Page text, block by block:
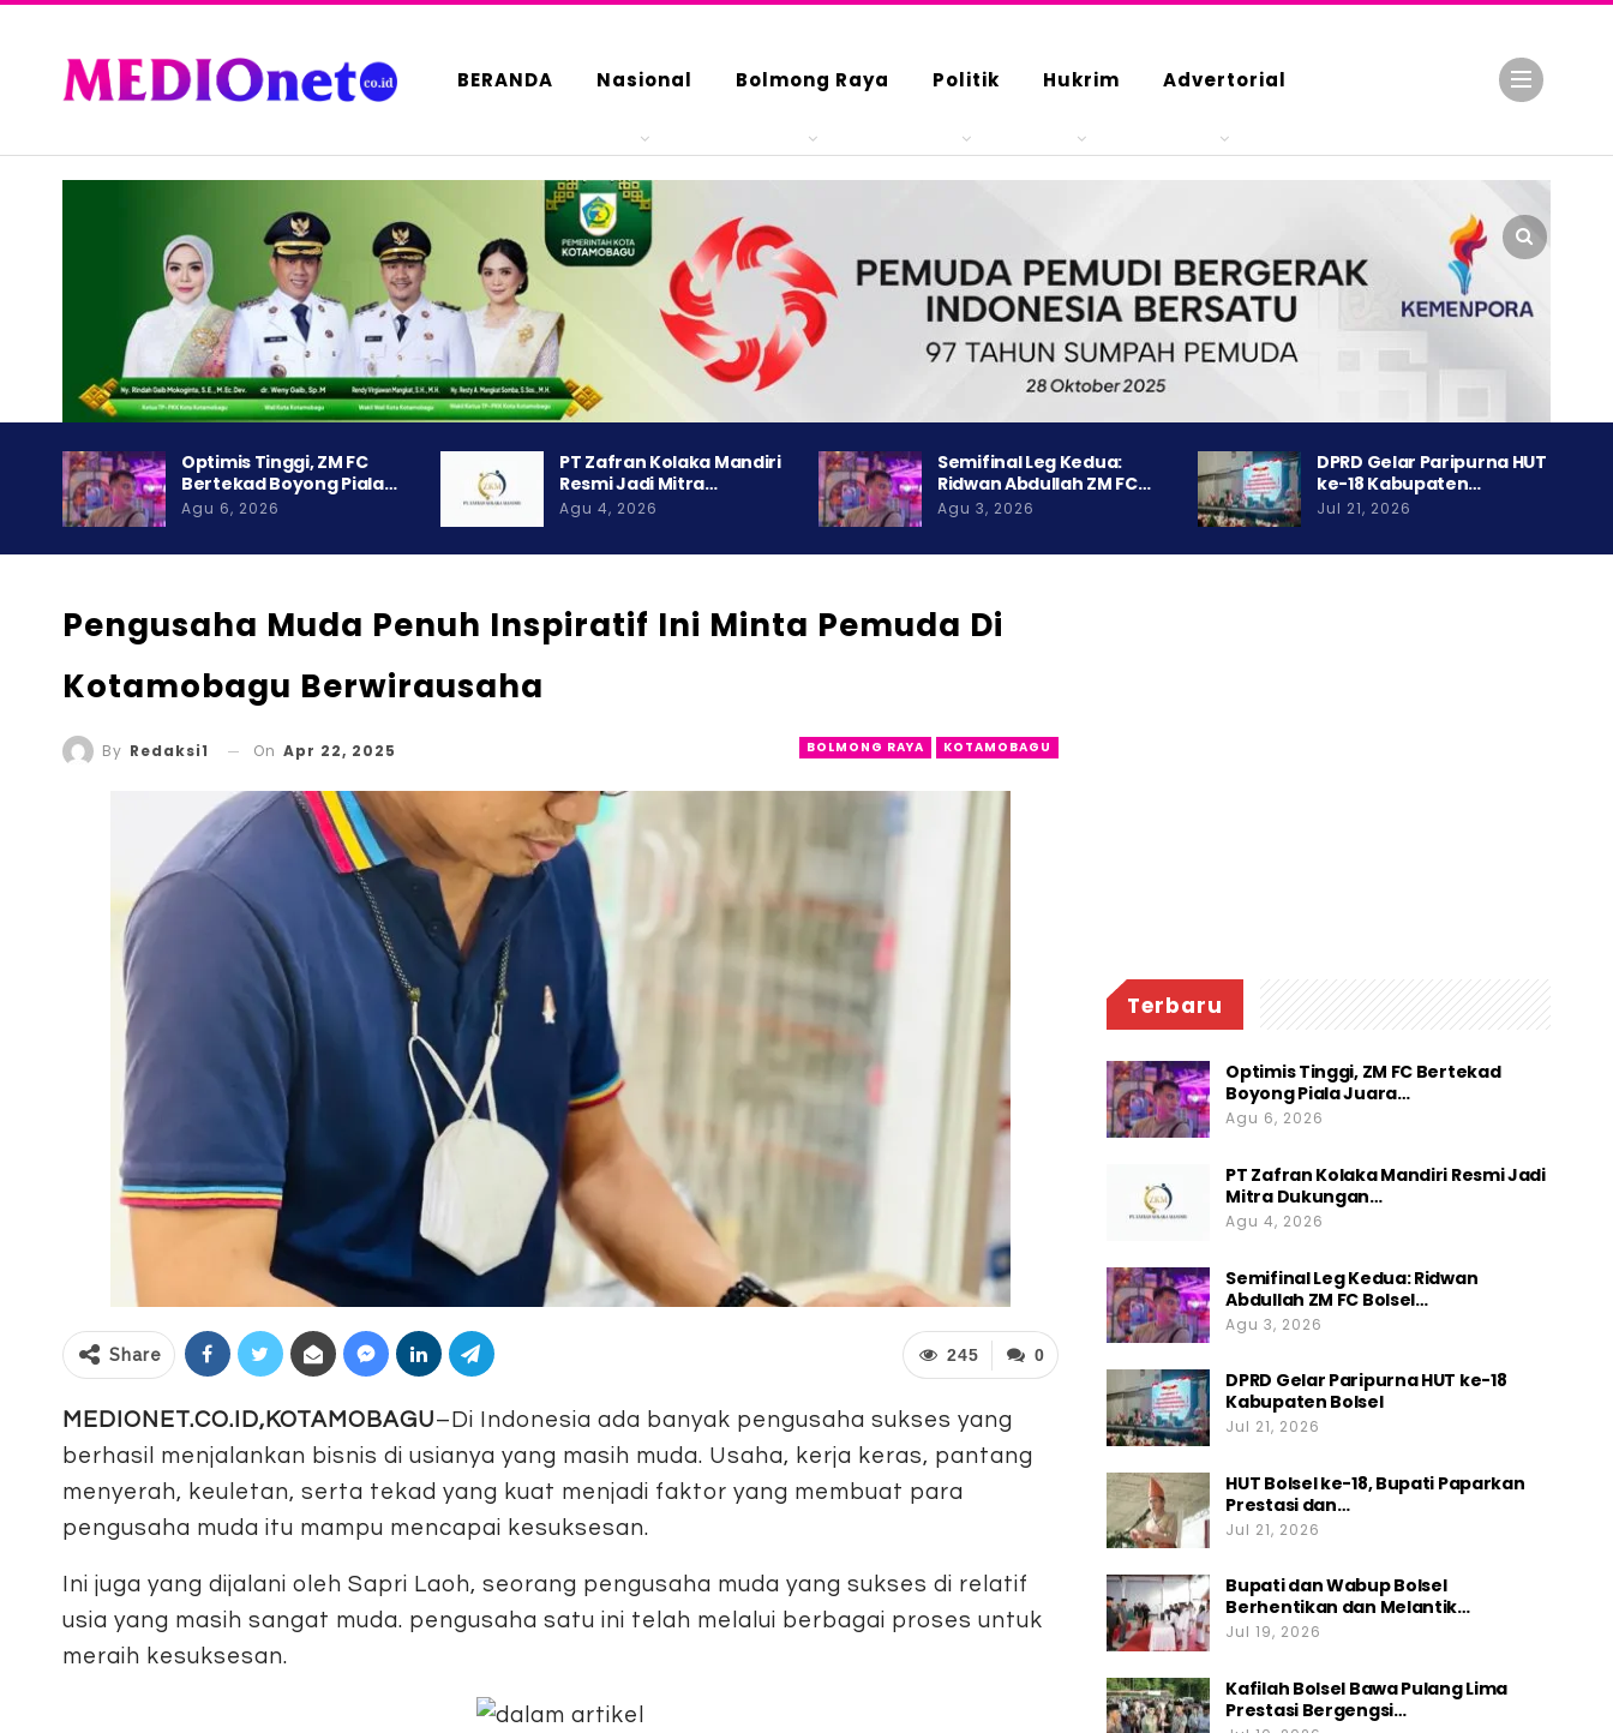
BERANDA Nasional Bolmong Raya Politik Hukrim Advertorial
Optimis Tinggi, ZM FC
Bertekad Boyong Piala…
Agu 6, 2026
PT Zafran Kolaka Mandiri
Resmi Jadi Mitra…
Agu 4, 2026
Semifinal Leg Kedua:
Ridwan Abdullah ZM FC…
Agu 3, 2026
DPRD Gelar Paripurna HUT
ke-18 Kabupaten…
Jul 21, 2026
Pengusaha Muda Penuh Inspiratif Ini Minta Pemuda Di
Kotamobagu Berwirausaha
BOLMONG RAYA KOTAMOBAGU
By Redaksi1 On Apr 22, 2025
0
245
Share
MEDIONET.CO.ID,KOTAMOBAGU–Di Indonesia ada banyak pengusaha sukses yang
berhasil menjalankan bisnis di usianya yang masih muda. Usaha, kerja keras, pantang
menyerah, keuletan, serta tekad yang kuat menjadi faktor yang membuat para
pengusaha muda itu mampu mencapai kesuksesan.
Ini juga yang dijalani oleh Sapri Laoh, seorang pengusaha muda yang sukses di relatif
usia yang masih sangat muda. pengusaha satu ini telah melalui berbagai proses untuk
meraih kesuksesan.
Terbaru
Optimis Tinggi, ZM FC Bertekad
Boyong Piala Juara…
Agu 6, 2026
PT Zafran Kolaka Mandiri Resmi Jadi
Mitra Dukungan…
Agu 4, 2026
Semifinal Leg Kedua: Ridwan
Abdullah ZM FC Bolsel…
Agu 3, 2026
DPRD Gelar Paripurna HUT ke-18
Kabupaten Bolsel
Jul 21, 2026
HUT Bolsel ke-18, Bupati Paparkan
Prestasi dan…
Jul 21, 2026
Bupati dan Wabup Bolsel
Berhentikan dan Melantik…
Jul 19, 2026
Kafilah Bolsel Bawa Pulang Lima
Prestasi Bergengsi…